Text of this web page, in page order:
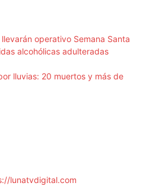
operativo Semana Santa
alcohólicas adulteradas
lluvias: 20 muertos y más de
lunatvdigital.com